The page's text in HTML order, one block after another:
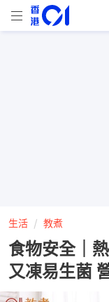
生活 教煮
食物安全｜
又凍易生菌